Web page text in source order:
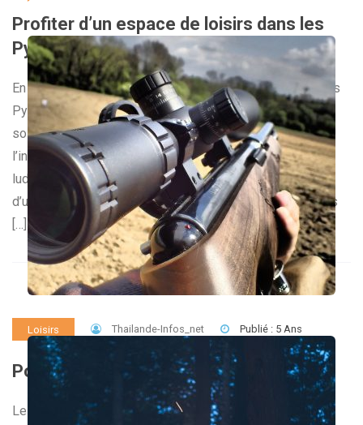
Profiter d’un espace de loisirs dans les
Pyrénées
En totale harmonie avec la nature, on peut trouver dans les
Pyrénées un endroit unique où tous les sens sont
sollicités. Les jeux proposés invitent à la découverte, à
l’inattendu, aux sensations nouvelles, au passe-temps
ludique. Le parc Ludopia ravira petits et grands, il s’agit
d’une destination de choix pour les vacances. Un lieu hors
[…]
Loisirs Thailande-Infos_net Publié : 5 Ans
Pourquoi utiliser les lunettes de tir ?
Le choix d’une bonne paire de lunettes de tir est très